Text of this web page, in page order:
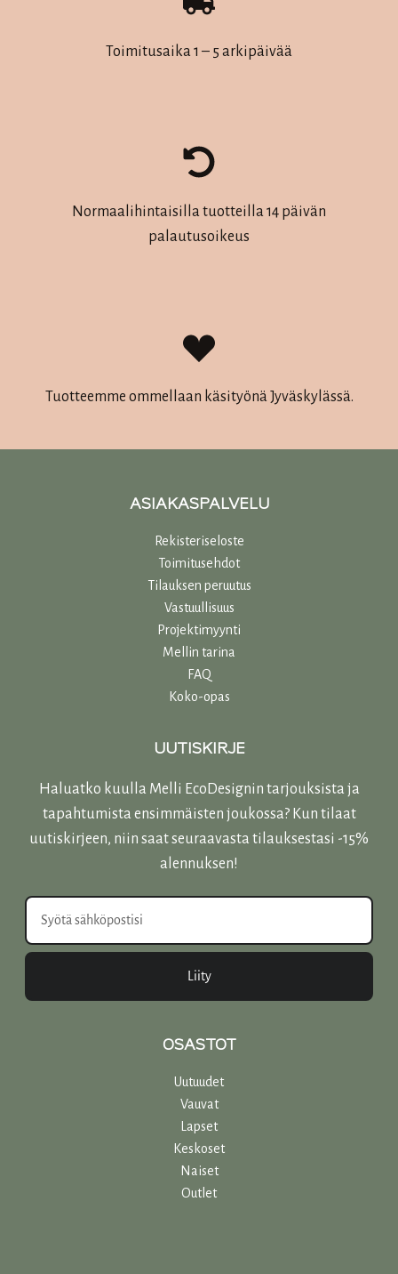
Toimitusaika 1 – 5 arkipäivää
Normaalihintaisilla tuotteilla 14 päivän
palautusoikeus
Tuotteemme ommellaan käsityönä Jyväskylässä.
ASIAKASPALVELU
Rekisteriseloste
Toimitusehdot
Tilauksen peruutus
Vastuullisuus
Projektimyynti
Mellin tarina
FAQ
Koko-opas
UUTISKIRJE
Haluatko kuulla Melli EcoDesignin tarjouksista ja
tapahtumista ensimmäisten joukossa? Kun tilaat
uutiskirjeen, niin saat seuraavasta tilauksestasi -15%
alennuksen!
Liity
OSASTOT
Uutuudet
Vauvat
Lapset
Keskoset
Naiset
Outlet